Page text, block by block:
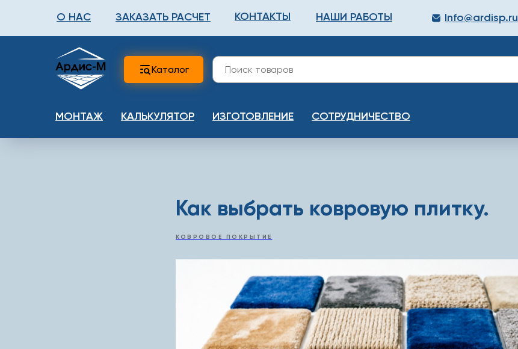
О НАС ЗАКАЗАТЬ РАСЧЕТ КОНТАКТЫ НАШИ РАБОТЫ Info@ardisp.ru
ФАЛЬШПОЛ
Каталог
МОНТАЖ КАЛЬКУЛЯТОР ИЗГОТОВЛЕНИЕ СОТРУДНИЧЕСТВО
Как выбрать ковровую плитку.
КОВРОВОЕ ПОКРЫТИЕ